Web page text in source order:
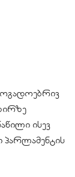
ისევ
პარლამენტის